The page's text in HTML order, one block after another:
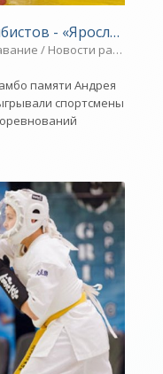
- «Ярославский
/ Новости разное /
памяти Андрея
спортсмены